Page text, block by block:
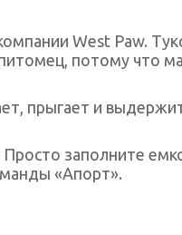
West Paw.
потому что
прыгает и
заполните
«Апорт».